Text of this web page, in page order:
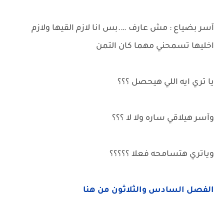
آسر بضياع : مش عارف ….بس انا لازم القيها ولازم
اخليها تسمحني مهما كان التمن
يا تري ايه اللي هيحصل ؟؟؟
وآسر هيلاقي ساره ولا لا ؟؟؟
وياتري هتسامحه فعلا ؟؟؟؟؟
الفصل السادس والثلاثون من هنا